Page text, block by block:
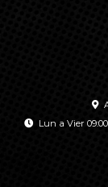
Lun a Vier